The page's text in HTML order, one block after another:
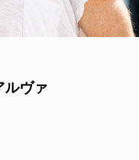
ヴァ